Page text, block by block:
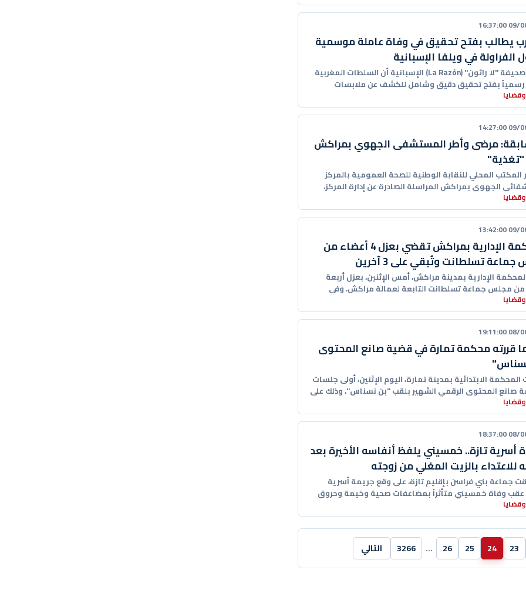
09/06/
يطالب بفتح تحقيق في وفاة عاملة موسمية
الفراولة في ويلفا الإسبانية
أوردت صحيفة "لا راثون" (La Razón) الإسبانية أن السلطات المغربية
رسمياً بفتح تحقيق دقيق وشامل للكشف عن ملابسات
09/06/
مرضى وأطر المستشفى الجهوي بمراكش
المكتب المحلي للنقابة الوطنية للصحة العمومية بالمركز
الجهوي بمراكش المراسلة الصادرة عن إدارة المركز،
بتوقف خدمة التغذية
09/06/
المحكمة الإدارية بمراكش تقضي بعزل 4 أعضاء من
تسلطانت وتُبقي على 3 آخرين
الإدارية بمدينة مراكش، أمس الإثنين، بعزل أربعة
مجلس جماعة تسلطانت التابعة لعمالة مراكش، وفي
الرئيسة
08/06/
قررته محكمة تمارة في قضية صانع المحتوى
المحكمة الابتدائية بمدينة تمارة، اليوم الإثنين، أولى جلسات
صانع المحتوى الرقمي الشهير بلقب "بن نسناس"، وذلك على
08/06/
أسرية تازة.. خمسيني يلفظ أنفاسه الأخيرة بعد
للاعتداء بالزيت المغلي من زوجته
جماعة بني فراسن بإقليم تازة، على وقع جريمة أسرية
عقب وفاة خمسيني متأثراً بمضاعفات صحية وخيمة وحروق
23
24
25
26
…
3266 التالي